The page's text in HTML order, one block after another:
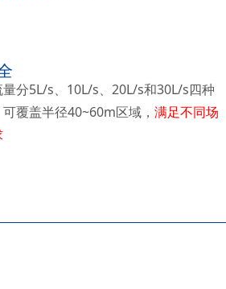
分5L/s、10L/s、20L/s和30L/s四种
覆盖半径40~60m区域， 满足不同场